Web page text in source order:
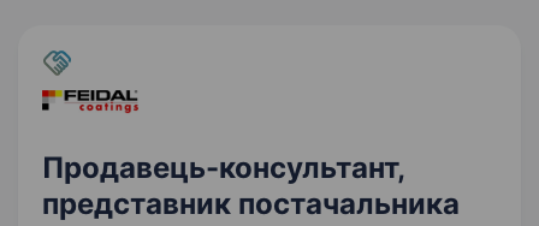
Продавець-консультант,
представник постачальника